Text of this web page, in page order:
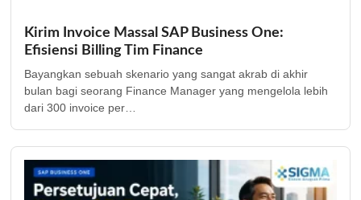
Kirim Invoice Massal SAP Business One:
Efisiensi Billing Tim Finance
Bayangkan sebuah skenario yang sangat akrab di akhir
bulan bagi seorang Finance Manager yang mengelola lebih
dari 300 invoice per…